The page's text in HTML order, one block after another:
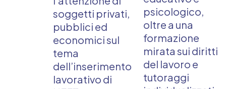
soggetti privati,
pubblici ed
economici sul
tema
dell’inserimento
lavorativo di
psicologico,
oltre a una
formazione
mirata sui diritti
del lavoro e
tutoraggi